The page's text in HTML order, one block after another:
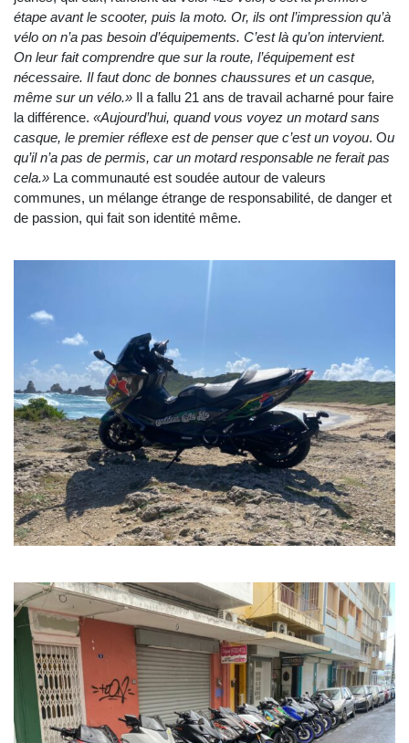
étape avant le scooter, puis la moto. Or, ils ont l’impression qu’à
vélo on n’a pas besoin d’équipements. C’est là qu’on intervient.
On leur fait comprendre que sur la route, l’équipement est
nécessaire. Il faut donc de bonnes chaussures et un casque,
même sur un vélo.» Il a fallu 21 ans de travail acharné pour faire
la différence. «Aujourd’hui, quand vous voyez un motard sans
casque, le premier réflexe est de penser que c’est un voyou. Ou
qu’il n’a pas de permis, car un motard responsable ne ferait pas
cela.» La communauté est soudée autour de valeurs
communes, un mélange étrange de responsabilité, de danger et
de passion, qui fait son identité même.